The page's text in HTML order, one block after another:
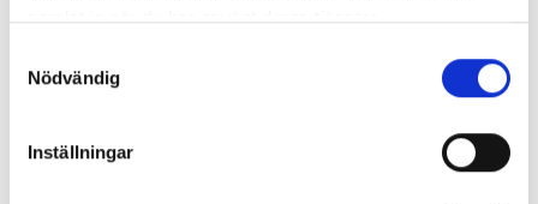
samlat in när du har använt deras tjänster.
Nödvändig
Inställningar
säkerhetschef Camilla Josephson säger att SVT ser
allvarligt på händelsen.
ABC döms till högt skadestånd till journalist som